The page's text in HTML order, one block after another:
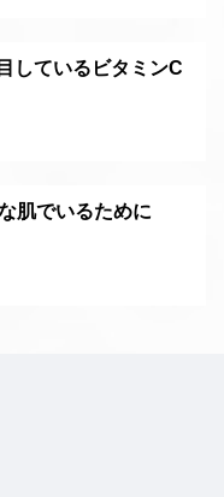
しているビタミンC
肌でいるために